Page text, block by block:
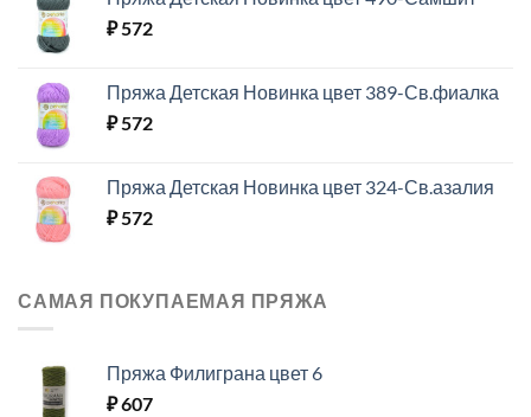
₽572
Пряжа Детская Новинка цвет 389-Св.фиалка
₽572
Пряжа Детская Новинка цвет 324-Св.азалия
₽572
САМАЯ ПОКУПАЕМАЯ ПРЯЖА
Пряжа Филиграна цвет 6
₽607